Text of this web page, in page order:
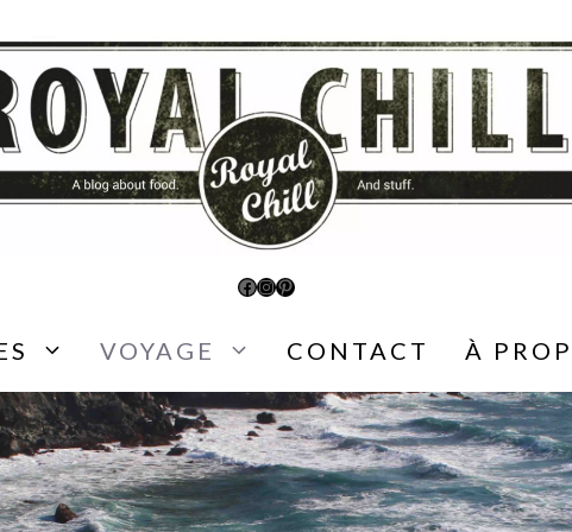
Facebook
Instagram
Pinterest
VOYAGE CONTACT À